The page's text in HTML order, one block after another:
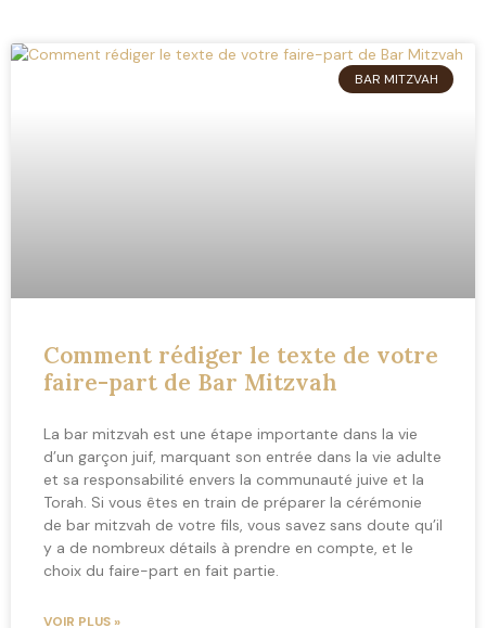
BAR MITZVAH
Comment rédiger le texte de votre
faire-part de Bar Mitzvah
La bar mitzvah est une étape importante dans la vie
d’un garçon juif, marquant son entrée dans la vie adulte
et sa responsabilité envers la communauté juive et la
Torah. Si vous êtes en train de préparer la cérémonie
de bar mitzvah de votre fils, vous savez sans doute qu’il
y a de nombreux détails à prendre en compte, et le
choix du faire-part en fait partie.
VOIR PLUS »